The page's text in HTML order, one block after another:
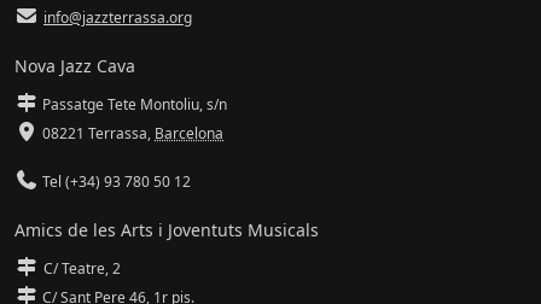
info@jazzterrassa.org
Nova Jazz Cava
Passatge Tete Montoliu, s/n
08221 Terrassa, Barcelona
Tel (+34) 93 780 50 12
Amics de les Arts i Joventuts Musicals
C/ Teatre, 2
C/ Sant Pere 46, 1r pis.